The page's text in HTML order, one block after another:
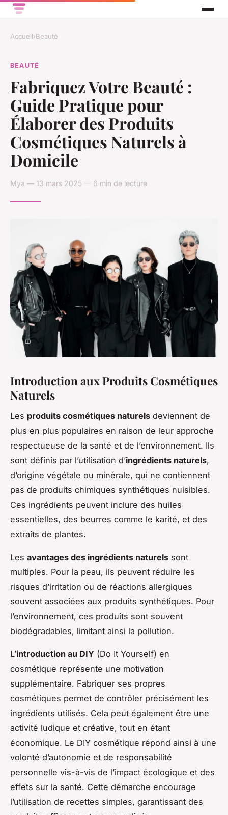
Accueil›Beauté
BEAUTÉ
Fabriquez Votre Beauté :
Guide Pratique pour
Élaborer des Produits
Cosmétiques Naturels à
Domicile
Mya — 13 mars 2025 — 6 min de lecture
Introduction aux Produits Cosmétiques
Naturels
Les produits cosmétiques naturels deviennent de
plus en plus populaires en raison de leur approche
respectueuse de la santé et de l’environnement. Ils
sont définis par l’utilisation d’ingrédients naturels,
d’origine végétale ou minérale, qui ne contiennent
pas de produits chimiques synthétiques nuisibles.
Ces ingrédients peuvent inclure des huiles
essentielles, des beurres comme le karité, et des
extraits de plantes.
Les avantages des ingrédients naturels sont
multiples. Pour la peau, ils peuvent réduire les
risques d’irritation ou de réactions allergiques
souvent associées aux produits synthétiques. Pour
l’environnement, ces produits sont souvent
biodégradables, limitant ainsi la pollution.
L’introduction au DIY (Do It Yourself) en
cosmétique représente une motivation
supplémentaire. Fabriquer ses propres
cosmétiques permet de contrôler précisément les
ingrédients utilisés. Cela peut également être une
activité ludique et créative, tout en étant
économique. Le DIY cosmétique répond ainsi à une
volonté d’autonomie et de responsabilité
personnelle vis-à-vis de l’impact écologique et des
effets sur la santé. Cette démarche encourage
l’utilisation de recettes simples, garantissant des